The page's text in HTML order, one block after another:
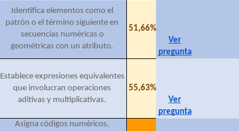
Identifica elementos como el
patrón o el término siguiente en
secuencias numéricas o
geométricas con un atributo.
51,66%
Ver
pregunta
Establece expresiones equivalentes
que involucran operaciones
aditivas y multiplicativas.
55,63%
Ver
pregunta
Asigna códigos numéricos,